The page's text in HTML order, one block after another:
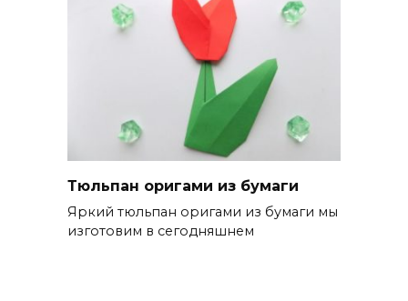
Тюльпан оригами из бумаги
Яркий тюльпан оригами из бумаги мы
изготовим в сегодняшнем